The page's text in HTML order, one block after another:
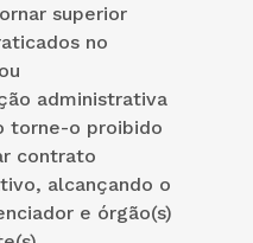
superior
no
administrativa
torne-o proibido
contrato
alcançando o
e órgão(s)